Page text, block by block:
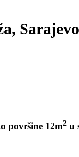
površine 12m2 u